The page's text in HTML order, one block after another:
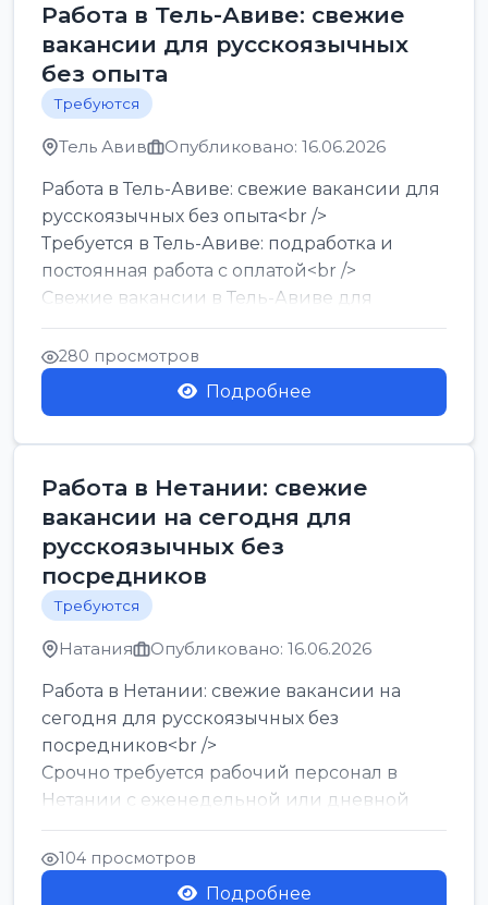
Работа в Тель-Авиве: свежие
вакансии для русскоязычных
без опыта
Требуются
Тель Авив Опубликовано: 16.06.2026
Работа в Тель-Авиве: свежие вакансии для
русскоязычных без опыта<br />
Требуется в Тель-Авиве: подработка и
постоянная работа с оплатой<br />
Свежие вакансии в Тель-Авиве для
мужчин и женщин от хозя...
280 просмотров
Подробнее
Работа в Нетании: свежие
вакансии на сегодня для
русскоязычных без
посредников
Требуются
Натания Опубликовано: 16.06.2026
Работа в Нетании: свежие вакансии на
сегодня для русскоязычных без
посредников<br />
Срочно требуется рабочий персонал в
Нетании с еженедельной или дневной
оплатой<br />
Свежие вакансии в Нетании дл...
104 просмотров
Подробнее